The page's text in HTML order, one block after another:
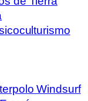
Windsurf